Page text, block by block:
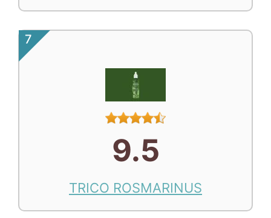
7
9.5
TRICO ROSMARINUS